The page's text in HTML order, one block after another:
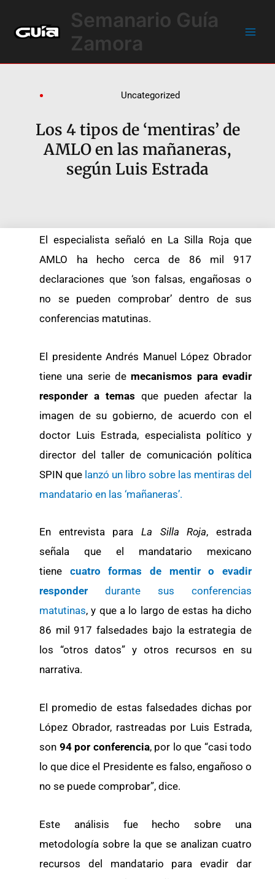
contenido
Semanario Guía
Zamora
Uncategorized
Los 4 tipos de ‘mentiras’ de
AMLO en las mañaneras,
según Luis Estrada
El especialista señaló en La Silla Roja que
AMLO ha hecho cerca de 86 mil 917
declaraciones que ‘son falsas, engañosas o
no se pueden comprobar’ dentro de sus
conferencias matutinas.
El presidente Andrés Manuel López Obrador
tiene una serie de mecanismos para evadir
responder a temas que pueden afectar la
imagen de su gobierno, de acuerdo con el
doctor Luis Estrada, especialista político y
director del taller de comunicación política
SPIN que lanzó un libro sobre las mentiras del
mandatario en las ‘mañaneras’.
En entrevista para La Silla Roja, estrada
señala que el mandatario mexicano
tiene cuatro formas de mentir o evadir
responder durante sus conferencias
matutinas, y que a lo largo de estas ha dicho
86 mil 917 falsedades bajo la estrategia de
los “otros datos” y otros recursos en su
narrativa.
El promedio de estas falsedades dichas por
López Obrador, rastreadas por Luis Estrada,
son 94 por conferencia, por lo que “casi todo
lo que dice el Presidente es falso, engañoso o
no se puede comprobar”, dice.
Este análisis fue hecho sobre una
metodología sobre la que se analizan cuatro
recursos del mandatario para evadir dar